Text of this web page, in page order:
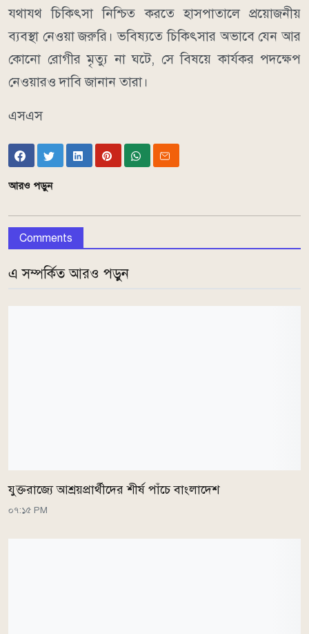
যথাযথ চিকিৎসা নিশ্চিত করতে হাসপাতালে প্রয়োজনীয়
ব্যবস্থা নেওয়া জরুরি। ভবিষ্যতে চিকিৎসার অভাবে যেন আর
কোনো রোগীর মৃত্যু না ঘটে, সে বিষয়ে কার্যকর পদক্ষেপ
নেওয়ারও দাবি জানান তারা।
এসএস
আরও পড়ুন
Comments
এ সম্পর্কিত আরও পড়ুন
যুক্তরাজ্যে আশ্রয়প্রার্থীদের শীর্ষ পাঁচে বাংলাদেশ
০৭:১৫ PM